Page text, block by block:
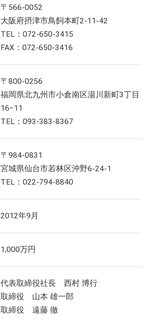
〒566-0052
大阪府摂津市鳥飼本町2-11-42
TEL：072-650-3415
FAX：072-650-3416
〒800-0256
福岡県北九州市小倉南区湯川新町3丁目
16−11
TEL：093-383-8367
〒984-0831
宮城県仙台市若林区沖野6-24-1
TEL：022-794-8840
2012年9月
1,000万円
代表取締役社長 西村 博行
取締役 山本 雄一郎
取締役 遠藤 徹